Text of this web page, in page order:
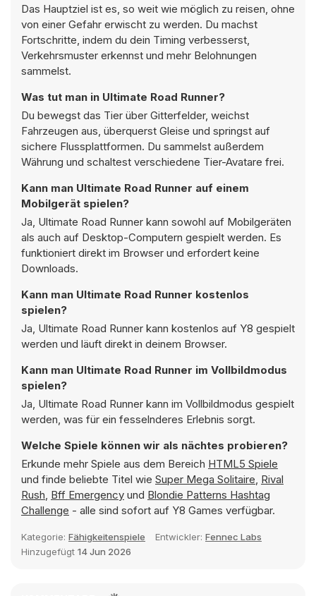
Das Hauptziel ist es, so weit wie möglich zu reisen, ohne
von einer Gefahr erwischt zu werden. Du machst
Fortschritte, indem du dein Timing verbesserst,
Verkehrsmuster erkennst und mehr Belohnungen
sammelst.
Was tut man in Ultimate Road Runner?
Du bewegst das Tier über Gitterfelder, weichst
Fahrzeugen aus, überquerst Gleise und springst auf
sichere Flussplattformen. Du sammelst außerdem
Währung und schaltest verschiedene Tier-Avatare frei.
Kann man Ultimate Road Runner auf einem
Mobilgerät spielen?
Ja, Ultimate Road Runner kann sowohl auf Mobilgeräten
als auch auf Desktop-Computern gespielt werden. Es
funktioniert direkt im Browser und erfordert keine
Downloads.
Kann man Ultimate Road Runner kostenlos
spielen?
Ja, Ultimate Road Runner kann kostenlos auf Y8 gespielt
werden und läuft direkt in deinem Browser.
Kann man Ultimate Road Runner im Vollbildmodus
spielen?
Ja, Ultimate Road Runner kann im Vollbildmodus gespielt
werden, was für ein fesselnderes Erlebnis sorgt.
Welche Spiele können wir als nächtes probieren?
Erkunde mehr Spiele aus dem Bereich HTML5 Spiele
und finde beliebte Titel wie Super Mega Solitaire, Rival
Rush, Bff Emergency und Blondie Patterns Hashtag
Challenge - alle sind sofort auf Y8 Games verfügbar.
Kategorie: Fähigkeitenspiele Entwickler: Fennec Labs
Hinzugefügt 14 Jun 2026